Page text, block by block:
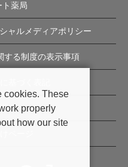
ト薬局
ャルメディアポリシー
する制度の表示事項
念
cookies. These
properly
how our site